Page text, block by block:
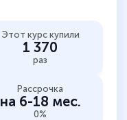
Этот курс купили
1 370
раз
Рассрочка
на 6-18 мес.
0%